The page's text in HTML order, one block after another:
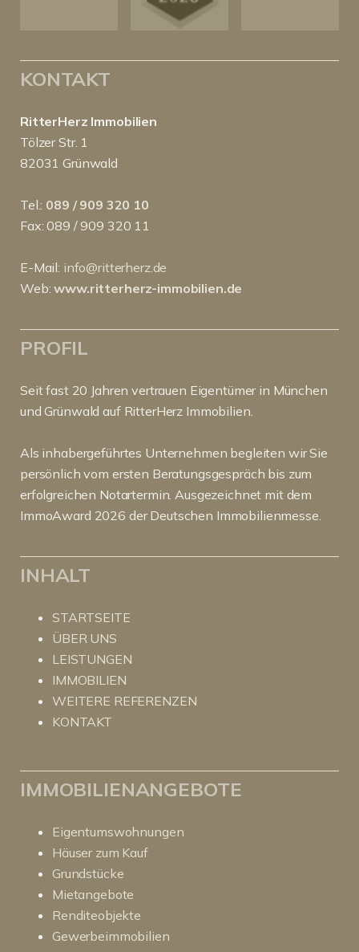
KONTAKT
RitterHerz Immobilien
Tölzer Str. 1
82031 Grünwald
Tel.: 089 / 909 320 10
Fax: 089 / 909 320 11
E-Mail: info@ritterherz.de
Web:www.ritterherz-immobilien.de
PROFIL
Seit fast 20 Jahren vertrauen Eigentümer in München
und Grünwald auf RitterHerz Immobilien.
Als inhabergeführtes Unternehmen begleiten wir Sie
persönlich vom ersten Beratungsgespräch bis zum
erfolgreichen Notartermin. Ausgezeichnet mit dem
ImmoAward 2026 der Deutschen Immobilienmesse.
INHALT
STARTSEITE
ÜBER UNS
LEISTUNGEN
IMMOBILIEN
WEITERE REFERENZEN
KONTAKT
IMMOBILIENANGEBOTE
Eigentumswohnungen
Häuser zum Kauf
Grundstücke
Mietangebote
Renditeobjekte
Gewerbeimmobilien